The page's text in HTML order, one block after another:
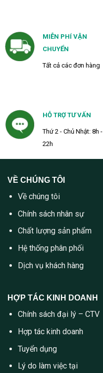
MIỄN PHÍ VẬN
CHUYỂN
Tất cả các đơn hàng
HỖ TRỢ TƯ VẤN
Thứ 2 - Chủ Nhật: 8h -
22h
VỀ CHÚNG TÔI
Về chúng tôi
Chính sách nhân sự
Chất lượng sản phẩm
Hệ thống phân phối
Dịch vụ khách hàng
HỢP TÁC KINH DOANH
Chính sách đại lý – CTV
Hợp tác kinh doanh
Tuyển dụng
Lý do làm việc tại